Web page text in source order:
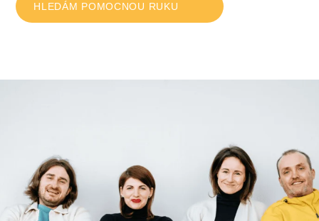
HLEDÁM POMOCNOU RUKU